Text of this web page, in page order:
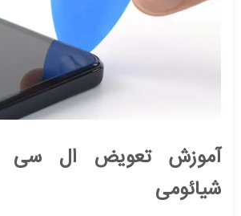
آموزش تعویض ال سی
شیائومی